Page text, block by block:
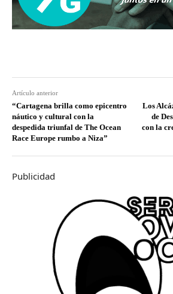
Artículo anterior
“Cartagena brilla como epicentro
náutico y cultural con la
despedida triunfal de The Ocean
Race Europe rumbo a Niza”
Los
de
con la
Publicidad